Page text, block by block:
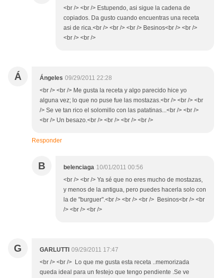
<br /> <br /> Estupendo, asi sigue la cadena de
copiados. Da gusto cuando encuentras una receta
asi de rica.<br /> <br /> <br /> Besinos<br /> <br />
<br /> <br />
Á Ángeles 09/29/2011 22:28
<br /> <br /> Me gusta la receta y algo parecido hice yo
alguna vez; lo que no puse fue las mostazas.<br /> <br /> <br
/> Se ve tan rico el solomillo con las patatinas...<br /> <br />
<br /> Un besazo.<br /> <br /> <br /> <br />
Responder
B belenciaga 10/01/2011 00:56
<br /> <br /> Ya sé que no eres mucho de mostazas,
y menos de la antigua, pero puedes hacerla solo con
la de "burguer".<br /> <br /> <br /> Besinos<br /> <br
/> <br /> <br />
G GARLUTTI 09/29/2011 17:47
<br /> <br /> Lo que me gusta esta receta ..memorizada
queda ideal para un festejo que tengo pendiente .Se ve